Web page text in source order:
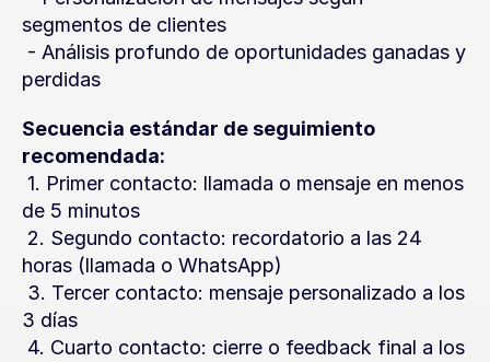
segmentos de clientes
perdidas
Secuencia estándar de seguimiento
recomendada:
de 5 minutos
horas (llamada o WhatsApp)
3 días